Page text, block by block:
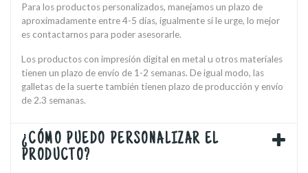
Para los productos personalizados, manejamos un plazo de
aproximadamente entre 4-5 días, igualmente si le urge, lo mejor
es contactarnos para poder asesorarle.
Los productos con impresión digital en metal u otros materiales
tienen un plazo de envío de 1-2 semanas. De igual modo, las
galletas de la suerte también tienen plazo de producción y envío
de 2.3 semanas.
¿CÓMO PUEDO PERSONALIZAR EL
PRODUCTO?